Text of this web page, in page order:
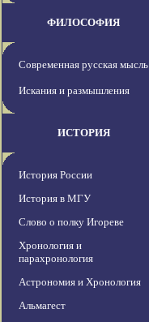
ФИЛОСОФИЯ
Современная русская мысль
Искания и размышления
ИСТОРИЯ
История России
История в МГУ
Слово о полку Игореве
Хронология и
парахронология
Астрономия и Хронология
Альмагест